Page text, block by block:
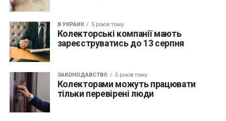
В УКРАЇНІ 5 років тому
Колекторські компанії мають
зареєструватись до 13 серпня
ЗАКОНОДАВСТВО 5 років тому
Колекторами можуть працювати
тільки перевірені люди